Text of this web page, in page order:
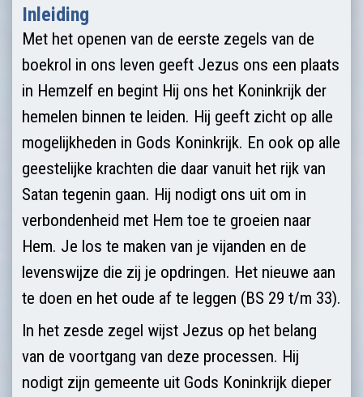
Inleiding
Met het openen van de eerste zegels van de
boekrol in ons leven geeft Jezus ons een plaats
in Hemzelf en begint Hij ons het Koninkrijk der
hemelen binnen te leiden. Hij geeft zicht op alle
mogelijkheden in Gods Koninkrijk. En ook op alle
geestelijke krachten die daar vanuit het rijk van
Satan tegenin gaan. Hij nodigt ons uit om in
verbondenheid met Hem toe te groeien naar
Hem. Je los te maken van je vijanden en de
levenswijze die zij je opdringen. Het nieuwe aan
te doen en het oude af te leggen (BS 29 t/m 33).
In het zesde zegel wijst Jezus op het belang
van de voortgang van deze processen. Hij
nodigt zijn gemeente uit Gods Koninkrijk dieper